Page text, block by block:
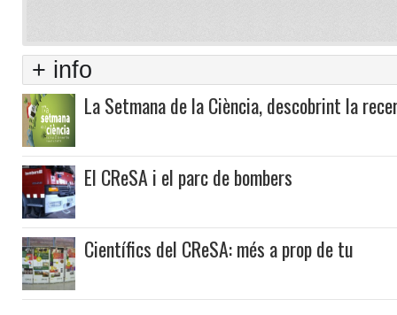
+ info
La Setmana de la Ciència, descobrint la
El CReSA i el parc de bombers
Científics del CReSA: més a prop de tu